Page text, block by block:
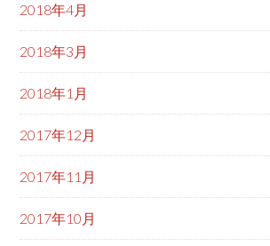
2018年4月
2018年3月
2018年1月
2017年12月
2017年11月
2017年10月